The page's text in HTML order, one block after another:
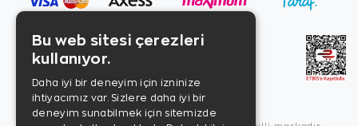
Bu web sitesi çerezleri
kullanıyor.
Daha iyi bir deneyim için izninize
ihtiyacımız var. Sizlere daha iyi bir
deneyim sunabilmek için sitemizde